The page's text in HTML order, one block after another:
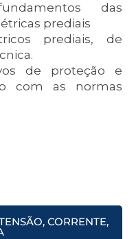
das
prediais
prediais, de
de proteção e
com as normas
CORRENTE,